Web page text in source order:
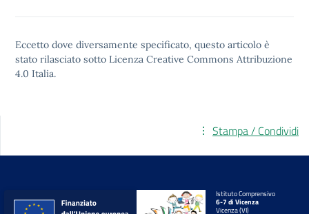
Eccetto dove diversamente specificato, questo articolo è
stato rilasciato sotto Licenza Creative Commons Attribuzione
4.0 Italia.
Stampa / Condividi
Istituto Comprensivo
6-7 di Vicenza
Vicenza (VI)